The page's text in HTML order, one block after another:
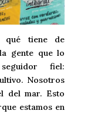
qué tiene de
gente que lo
fiel:
Nosotros
del mar. Esto
estamos en